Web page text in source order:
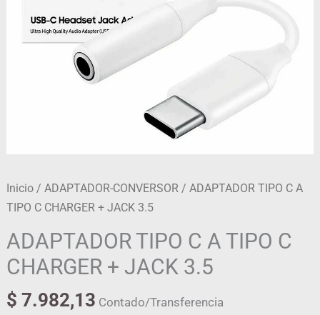
Inicio /ADAPTADOR-CONVERSOR / ADAPTADOR TIPO C A
TIPO C CHARGER + JACK 3.5
ADAPTADOR TIPO C A TIPO C
CHARGER + JACK 3.5
$ 7.982,13 Contado/Transferencia